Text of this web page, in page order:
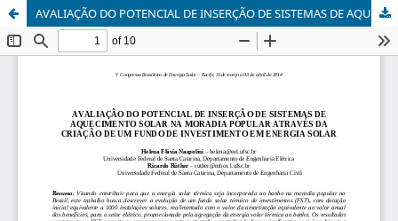
AVALIAÇÃO DO POTENCIAL DE INSERÇÃO DE SISTEMAS DE AQUECIMENTO SOLAR NA MORADIA POPULAR ATRAVÉS DA CRIAÇÃO DE UM FUNDO DE INVESTIMENTO EM ENERGIA SOLAR